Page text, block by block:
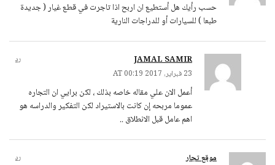
حسب رأيك هل أستطيع ان اربح اذا تاجرت في قطع غيار ( جديدة
طبعا ) للسيارات أو للدراجات النارية
JAMAL SAMIR
23 فبراير, 2017 AT 00:19
رد
أعمل الان علي مقاله خاصه بذلك ، لكن برايي ان التجاره
عموما مربحه إن كانت بالاستيراد لكن التفكير والدراسه هو
اهم عامل قبل الانطلاق ..
موقع تجار رد